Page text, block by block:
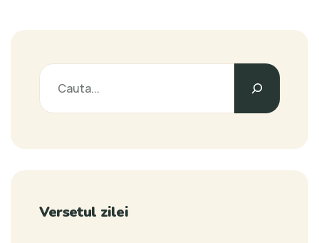
Versetul zilei